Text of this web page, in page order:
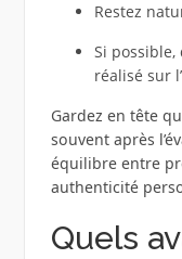
Restez
Si possible,
réalisé sur
Gardez en tête
souvent après
équilibre entre
authenticité
Quels